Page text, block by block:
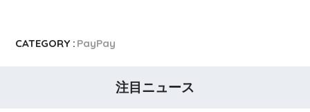
CATEGORY : PayPay
注目ニュース